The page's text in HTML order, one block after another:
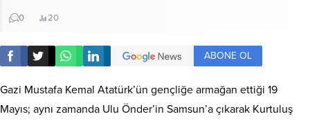
0 20
ABONE OL
Gazi Mustafa Kemal Atatürk’ün gençliğe armağan ettiği 19
Mayıs; aynı zamanda Ulu Önder’in Samsun’a çıkarak Kurtuluş